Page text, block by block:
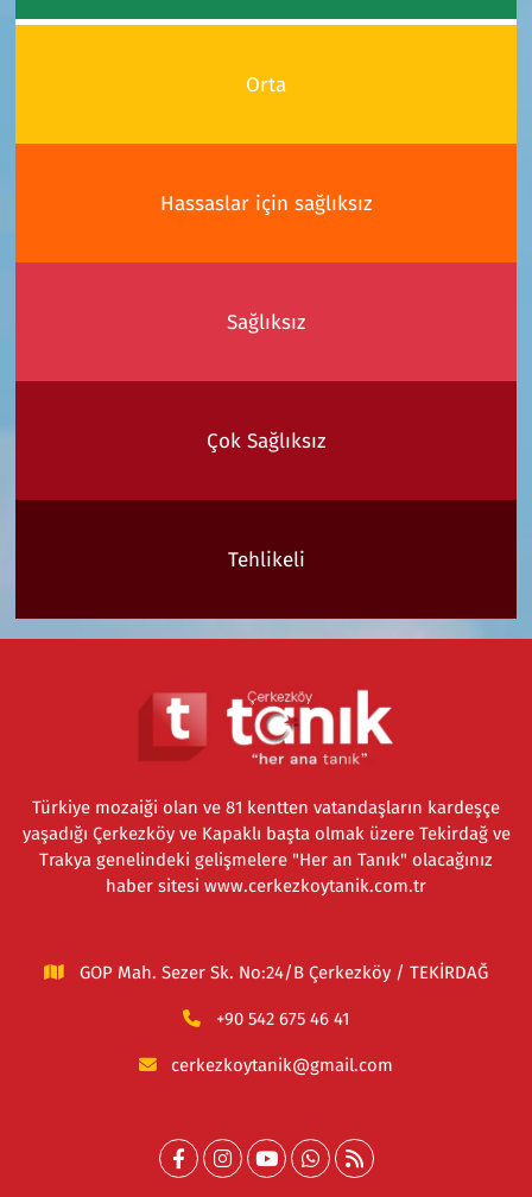
Orta
Hassaslar için sağlıksız
Sağlıksız
Çok Sağlıksız
Tehlikeli
Türkiye mozaiği olan ve 81 kentten vatandaşların kardeşçe
yaşadığı Çerkezköy ve Kapaklı başta olmak üzere Tekirdağ ve
Trakya genelindeki gelişmelere "Her an Tanık" olacağınız
haber sitesi www.cerkezkoytanik.com.tr
GOP Mah. Sezer Sk. No:24/B Çerkezköy / TEKİRDAĞ
+90 542 675 46 41
cerkezkoytanik@gmail.com